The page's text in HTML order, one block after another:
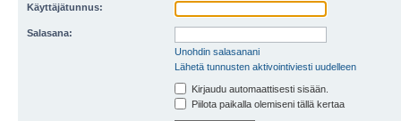
Käyttäjätunnus:
Salasana:
Unohdin salasanani
Lähetä tunnusten aktivointiviesti uudelleen
Kirjaudu automaattisesti sisään.
Piilota paikalla olemiseni tällä kertaa